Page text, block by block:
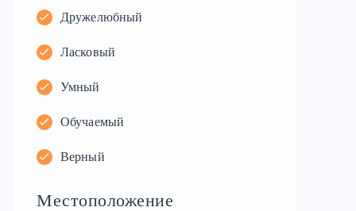
Дружелюбный
Ласковый
Умный
Обучаемый
Верный
Местоположение